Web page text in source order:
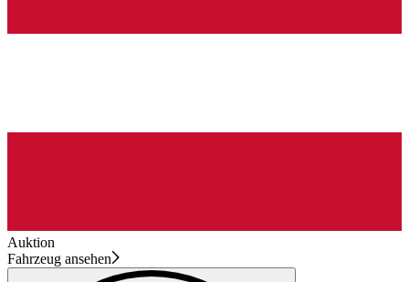
Auktion
Fahrzeug ansehen